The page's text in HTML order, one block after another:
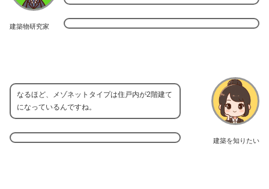
建築物研究家
建築を知りたい
なるほど、メゾネットタイプは住戸内が2階建て
になっているんですね。